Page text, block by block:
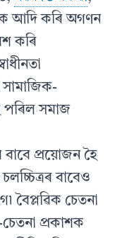
আদি কৰি অগণন
কৰি
পৰিল সমাজ
বাবে প্ৰয়োজন হৈ
বাবেও
বৈপ্লৱিক চেতনা
চেতনা প্ৰকাশক